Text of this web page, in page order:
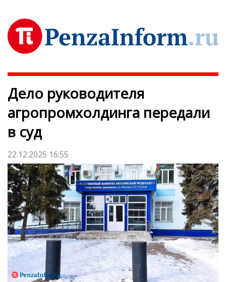
Дело руководителя
агропромхолдинга передали
в суд
22.12.2025 16:55